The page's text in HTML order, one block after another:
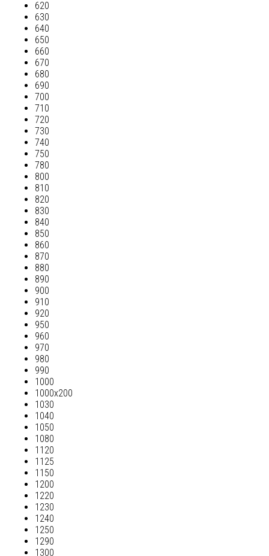
620
630
640
650
660
670
680
690
700
710
720
730
740
750
780
800
810
820
830
840
850
860
870
880
890
900
910
920
950
960
970
980
990
1000
1000х200
1030
1040
1050
1080
1120
1125
1150
1200
1220
1230
1240
1250
1290
1300